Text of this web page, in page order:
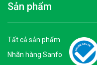
Sản phẩm
Tất cả sản phẩm
Nhãn hàng Sanfo